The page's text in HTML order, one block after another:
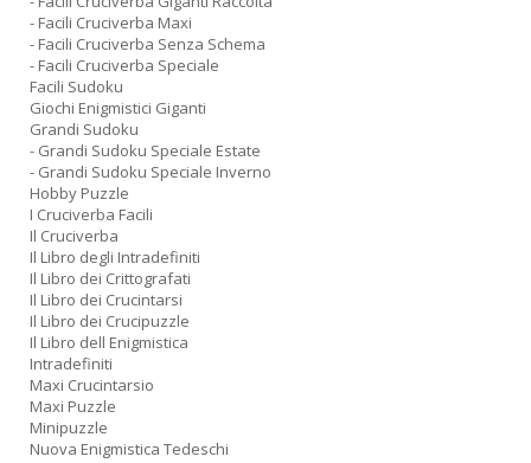
- Facili Cruciverba Maxi
- Facili Cruciverba Senza Schema
- Facili Cruciverba Speciale
Facili Sudoku
Giochi Enigmistici Giganti
Grandi Sudoku
- Grandi Sudoku Speciale Estate
- Grandi Sudoku Speciale Inverno
Hobby Puzzle
I Cruciverba Facili
Il Cruciverba
Il Libro degli Intradefiniti
Il Libro dei Crittografati
Il Libro dei Crucintarsi
Il Libro dei Crucipuzzle
Il Libro dell Enigmistica
Intradefiniti
Maxi Crucintarsio
Maxi Puzzle
Minipuzzle
Nuova Enigmistica Tedeschi